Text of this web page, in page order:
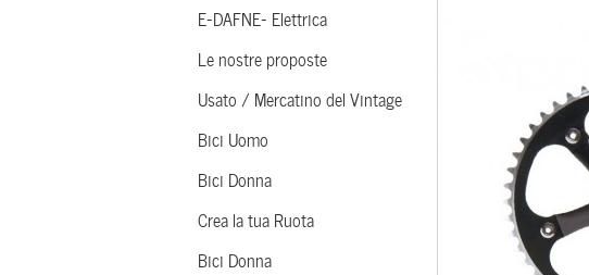
E-DAFNE- Elettrica
Le nostre proposte
Usato / Mercatino del Vintage
Bici Uomo
Bici Donna
Crea la tua Ruota
Bici Donna